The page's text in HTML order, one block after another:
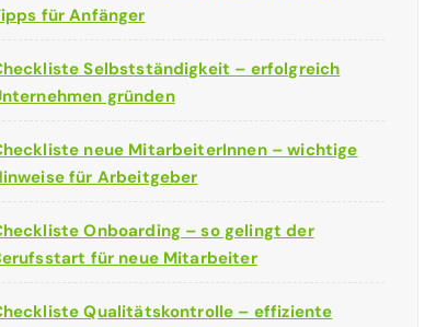
für Anfänger
Selbstständigkeit – erfolgreich
gründen
neue MitarbeiterInnen – wichtige
für Arbeitgeber
Onboarding – so gelingt der
für neue Mitarbeiter
Qualitätskontrolle – effiziente